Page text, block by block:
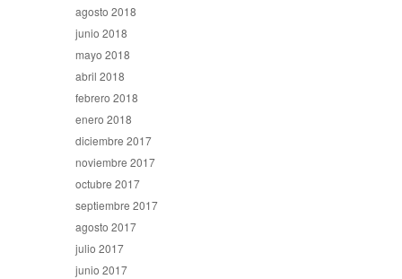
agosto 2018
junio 2018
mayo 2018
abril 2018
febrero 2018
enero 2018
diciembre 2017
noviembre 2017
octubre 2017
septiembre 2017
agosto 2017
julio 2017
junio 2017